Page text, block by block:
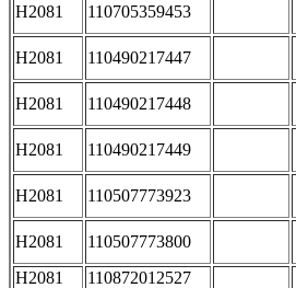
H2081 110705359453
H2081 110490217447
H2081 110490217448
H2081 110490217449
H2081 110507773923
H2081 110507773800
H2081
110872012527